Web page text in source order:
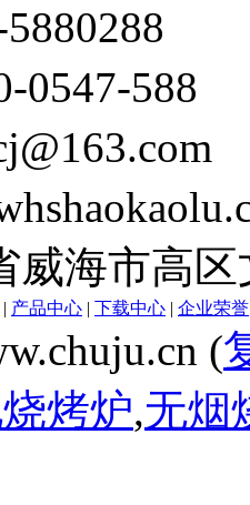
0547-588
威海市高区
| 产品中心 | 下载中心 | 企业荣誉
(
烤炉,无烟